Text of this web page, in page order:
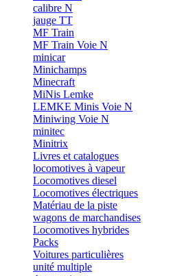
calibre N
jauge TT
MF Train
MF Train Voie N
minicar
Minichamps
Minecraft
MiNis Lemke
LEMKE Minis Voie N
Miniwing Voie N
minitec
Minitrix
Livres et catalogues
locomotives à vapeur
Locomotives diesel
Locomotives électriques
Matériau de la piste
wagons de marchandises
Locomotives hybrides
Packs
Voitures particulières
unité multiple